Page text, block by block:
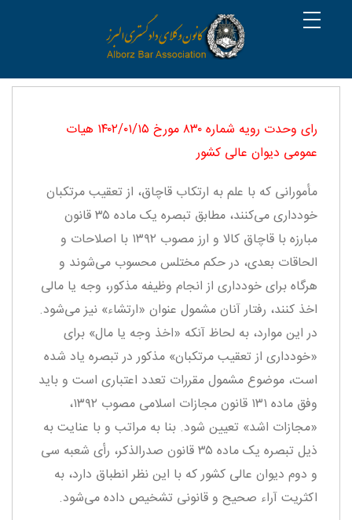
رای وحدت‌ رویه شماره ۸۳۰ مورخ ۱۴۰۲/۰۱/۱۵ هیات‌
عمومی دیوان ‌عالی ‌کشور
مأمورانی که با علم به ارتکاب قاچاق، از تعقیب مرتکبان
خودداری می‌کنند، مطابق تبصره یک ماده ۳۵ قانون
مبارزه با قاچاق کالا و ارز مصوب ۱۳۹۲ با اصلاحات و
الحاقات بعدی، در حکم مختلس محسوب می‌شوند و
هر‌گاه برای خودداری از انجام وظیفه مذکور، وجه یا مالی
اخذ ‌کنند، رفتار آنان مشمول عنوان «ارتشاء» نیز می‌شود.
در این موارد، به لحاظ آنکه «اخذ وجه یا مال» برای
«خودداری از تعقیب مرتکبان» مذکور در تبصره یاد شده
است، موضوع مشمول مقررات تعدد اعتباری است و باید
وفق ماده ۱۳۱ قانون مجازات اسلامی مصوب ۱۳۹۲،
«مجازات اشد» تعیین شود. بنا به مراتب و با عنایت به
ذیل تبصره یک ماده ۳۵ قانون صدر‌الذکر، رأی شعبه سی
و دوم دیوان عالی کشور که با این نظر انطباق دارد، به
اکثریت آراء صحیح و قانونی تشخیص داده می‌شود.